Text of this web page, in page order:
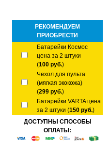
РЕКОМЕНДУЕМ
ПРИОБРЕСТИ
Батарейки Космос
цена за 2 штуки
(100 руб.)
Чехол для пульта
(мягкая экокожа)
(299 руб.)
Батарейки VARTA цена
за 2 штуки (150 руб.)
ДОСТУПНЫ СПОСОБЫ
ОПЛАТЫ: